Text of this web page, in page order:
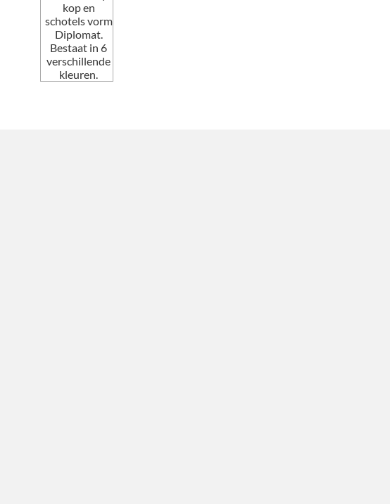
kop en
schotels vorm
Diplomat.
Bestaat in 6
verschillende
kleuren.